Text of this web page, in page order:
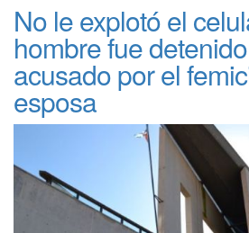
No le explotó el
hombre fue
acusado por el
esposa